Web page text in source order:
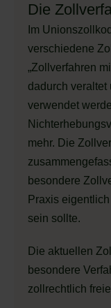
Die
Im
verschiedene
„Zollverfahren
dadurch veraltet
verwendet
mehr. Die
besondere
Praxis
sein sollte.
Die aktuellen
besondere
zollrechtlich